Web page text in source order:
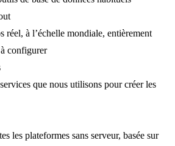
réel, à l’échelle mondiale, entièrement
configurer
que nous utilisons pour créer les
les plateformes sans serveur, basée sur